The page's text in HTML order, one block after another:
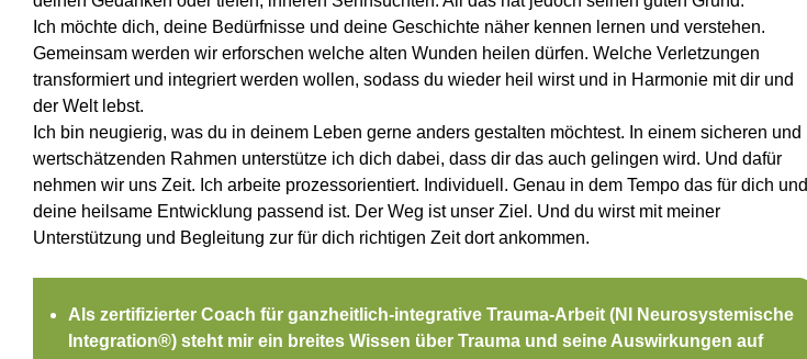
Ich möchte dich, deine Bedürfnisse und deine Geschichte näher kennen lernen und verstehen.
Gemeinsam werden wir erforschen welche alten Wunden heilen dürfen. Welche Verletzungen
transformiert und integriert werden wollen, sodass du wieder heil wirst und in Harmonie mit dir und
der Welt lebst.
Ich bin neugierig, was du in deinem Leben gerne anders gestalten möchtest. In einem sicheren und
wertschätzenden Rahmen unterstütze ich dich dabei, dass dir das auch gelingen wird. Und dafür
nehmen wir uns Zeit. Ich arbeite prozessorientiert. Individuell. Genau in dem Tempo das für dich und
deine heilsame Entwicklung passend ist. Der Weg ist unser Ziel. Und du wirst mit meiner
Unterstützung und Begleitung zur für dich richtigen Zeit dort ankommen.
Als zertifizierter Coach für ganzheitlich-integrative Trauma-Arbeit (NI Neurosystemische
Integration®) steht mir ein breites Wissen über Trauma und seine Auswirkungen auf